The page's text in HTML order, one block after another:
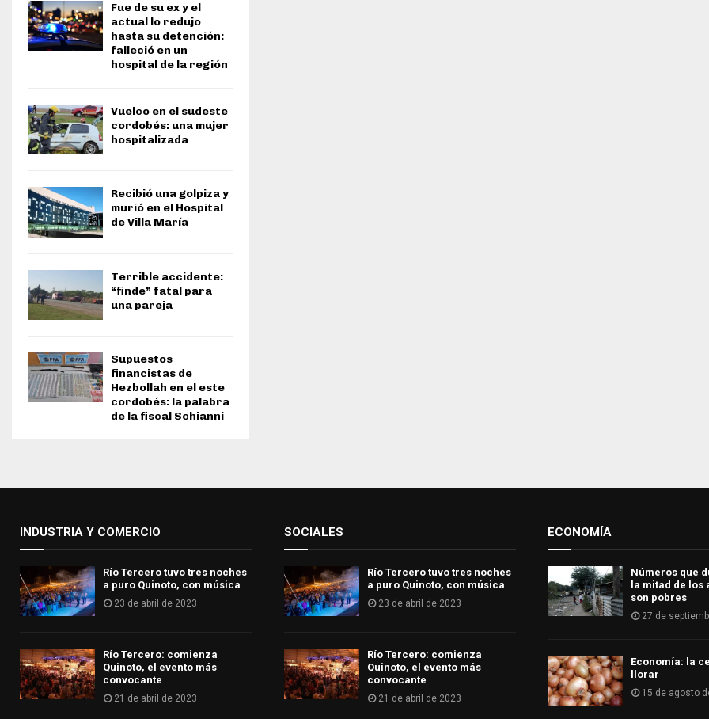
Fue de su ex y el
actual lo redujo
hasta su detención:
falleció en un
hospital de la región
Vuelco en el sudeste
cordobés: una mujer
hospitalizada
Recibió una golpiza y
murió en el Hospital
de Villa María
Terrible accidente:
“finde” fatal para
una pareja
Supuestos
financistas de
Hezbollah en el este
cordobés: la palabra
de la fiscal Schianni
INDUSTRIA Y COMERCIO
Río Tercero tuvo tres noches
a puro Quinoto, con música
23 de abril de 2023
Río Tercero: comienza
Quinoto, el evento más
convocante
21 de abril de 2023
SOCIALES
Río Tercero tuvo tres noches
a puro Quinoto, con música
23 de abril de 2023
Río Tercero: comienza
Quinoto, el evento más
convocante
21 de abril de 2023
ECONOMÍA
Números que
la mitad de los
son pobres
27 de
Economía: la
llorar
15 de agosto